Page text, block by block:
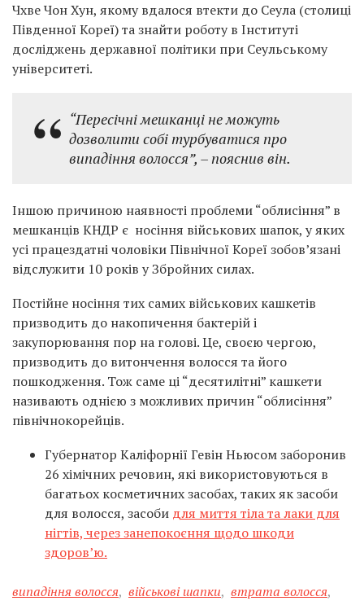
Чхве Чон Хун, якому вдалося втекти до Сеула (столиці
Південної Кореї) та знайти роботу в Інституті
досліджень державної політики при Сеульському
університеті.
“Пересічні мешканці не можуть
дозволити собі турбуватися про
випадіння волосся”, – пояснив він.
Іншою причиною наявності проблеми “облисіння” в
мешканців КНДР є носіння військових шапок, у яких
усі працездатні чоловіки Північної Кореї зобов’язані
відслужити 10 років у Збройних силах.
Постійне носіння тих самих військових кашкетів
призводить до накопичення бактерій і
закупорювання пор на голові. Це, своєю чергою,
призводить до витончення волосся та його
пошкодження. Тож саме ці “десятилітні” кашкети
називають однією з можливих причин “облисіння”
північнокорейців.
Губернатор Каліфорнії Гевін Ньюсом заборонив
26 хімічних речовин, які використовуються в
багатьох косметичних засобах, таких як засоби
для волосся, засоби для миття тіла та лаки для
нігтів, через занепокоєння щодо шкоди
здоров’ю.
випадіння волосся, військові шапки, втрата волосся,